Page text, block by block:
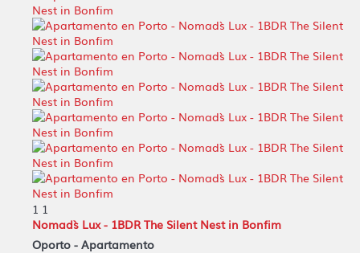
1 1
Nomad`s Lux - 1BDR The Silent Nest in Bonfim
Oporto - Apartamento